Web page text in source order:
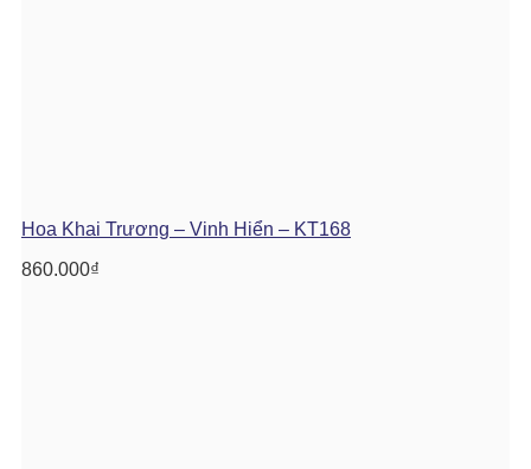
Hoa Khai Trương – Vinh Hiển – KT168
860.000₫